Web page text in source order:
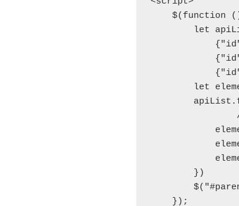
    $(function () {
        $("#parent").html(element.join(''));